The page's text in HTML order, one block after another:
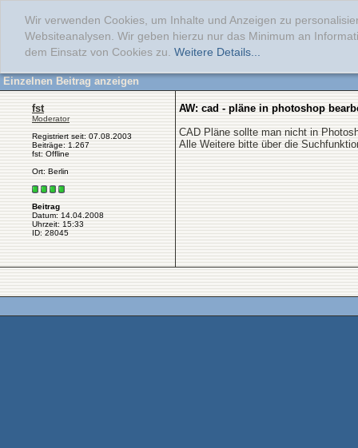
Wir verwenden Cookies, um Inhalte und Anzeigen zu
Websiteanalysen. Wir geben hierzu nur das Minimum an
dem Einsatz von Cookies zu. Weitere Details...
Einzelnen Beitrag anzeigen
fst
Moderator
Registriert seit: 07.08.2003
Beiträge: 1.267
fst: Offline
Ort: Berlin
Beitrag
Datum: 14.04.2008
Uhrzeit: 15:33
ID: 28045
AW: cad - pläne in photoshop
CAD Pläne sollte man nicht in
Alle Weitere bitte über die